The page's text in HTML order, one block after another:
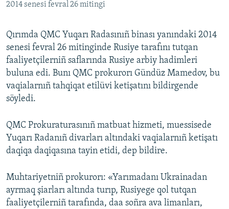
RFE/RS bütün saytları
2014 senesi fevral 26 mitingi
Qırımda QMC Yuqarı Radasınıñ binası yanındaki 2014
senesi fevral 26 mitinginde Rusiye tarafını tutqan
faaliyetçilerniñ saflarında Rusiye arbiy hadimleri
buluna edi. Bunı QMC prokurorı Gündüz Mamedov, bu
vaqialarnıñ tahqiqat etilüvi ketişatını bildirgende
söyledi.
QMC Prokuraturasınıñ matbuat hizmeti, muessisede
Yuqarı Radanıñ divarları altındaki vaqialarnıñ ketişatı
daqiqa daqiqasına tayin etidi, dep bildire.
Muhtariyetniñ prokurorı: «Yarımadanı Ukrainadan
ayrmaq şiarları altında turıp, Rusiyege qol tutqan
faaliyetçilerniñ tarafında, daa soñra ava limanları,